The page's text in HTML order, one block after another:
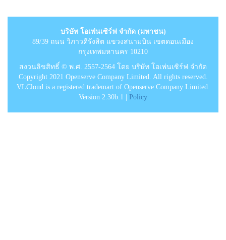
บริษัท โอเพ่นเซิร์ฟ จำกัด (มหาชน)
89/39 ถนน วิภาวดีรังสิต แขวงสนามบิน เขตดอนเมือง
กรุงเทพมหานคร 10210
สงวนลิขสิทธิ์ © พ.ศ. 2557-2564 โดย บริษัท โอเพ่นเซิร์ฟ จำกัด
Copyright 2021 Openserve Company Limited. All rights reserved.
VLCloud is a registered trademart of Openserve Company Limited.
Version 2.30b.1 |
Policy